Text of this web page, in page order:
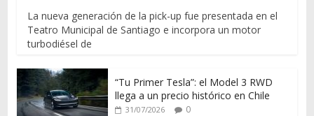
La nueva generación de la pick-up fue presentada en el
Teatro Municipal de Santiago e incorpora un motor
turbodiésel de
“Tu Primer Tesla”: el Model 3 RWD
llega a un precio histórico en Chile
31/07/2026 0